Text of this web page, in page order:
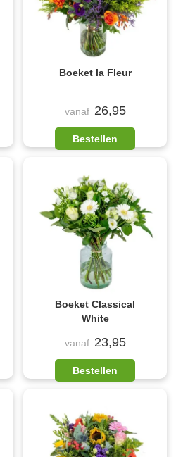
Boeket la Fleur
vanaf 26,95
Bestellen
Boeket Classical
White
vanaf 23,95
Bestellen